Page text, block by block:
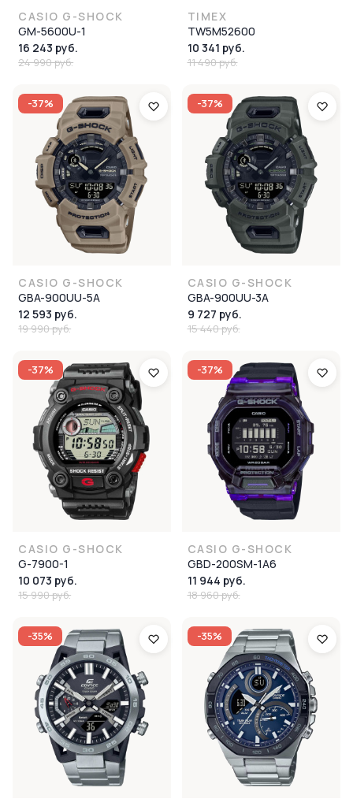
CASIO G-SHOCK
GM-5600U-1
16 243 руб.
24 990 руб.
TIMEX
TW5M52600
10 341 руб.
11 490 руб.
-37%
CASIO G-SHOCK
GBA-900UU-5A
12 593 руб.
19 990 руб.
-37%
CASIO G-SHOCK
GBA-900UU-3A
9 727 руб.
15 440 руб.
-37%
CASIO G-SHOCK
G-7900-1
10 073 руб.
15 990 руб.
-37%
CASIO G-SHOCK
GBD-200SM-1A6
11 944 руб.
18 960 руб.
-35% -35%